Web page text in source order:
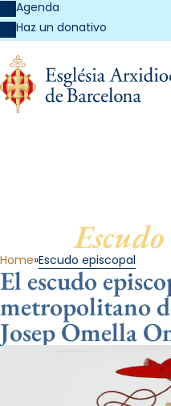
Agenda
Haz un donativo
Home Escudo episcopal
El escudo
metropolitano
Josep Omella